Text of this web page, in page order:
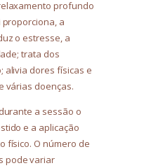
profundo
proporciona, a
o estresse, a
trata dos
alivia dores físicas e
várias doenças.
a sessão o
e a aplicação
físico. O número de
pode variar